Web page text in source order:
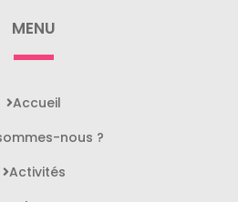
MENU
Accueil
nous ?
Activités